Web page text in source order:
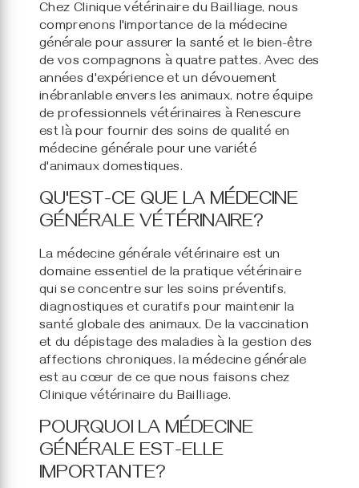
Chez Clinique vétérinaire du Bailliage, nous
comprenons l'importance de la médecine
générale pour assurer la santé et le bien-être
de vos compagnons à quatre pattes. Avec des
années d'expérience et un dévouement
inébranlable envers les animaux, notre équipe
de professionnels vétérinaires à Renescure
est là pour fournir des soins de qualité en
médecine générale pour une variété
d'animaux domestiques.
QU'EST-CE QUE LA MÉDECINE
GÉNÉRALE VÉTÉRINAIRE?
La médecine générale vétérinaire est un
domaine essentiel de la pratique vétérinaire
qui se concentre sur les soins préventifs,
diagnostiques et curatifs pour maintenir la
santé globale des animaux. De la vaccination
et du dépistage des maladies à la gestion des
affections chroniques, la médecine générale
est au cœur de ce que nous faisons chez
Clinique vétérinaire du Bailliage.
POURQUOI LA MÉDECINE
GÉNÉRALE EST-ELLE
IMPORTANTE?